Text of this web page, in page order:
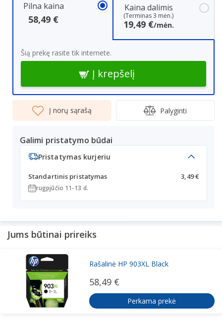
Pilna kaina
58,49 €
Kaina dalimis
(Terminas 3 mėn.)
19,49 €/mėn.
Šią prekę rasite tik internete.
Į krepšelį
Į norų sąrašą Palyginti
Galimi pristatymo būdai
Pristatymas kurjeriu
Standartinis pristatymas 3,49 €
rugpjūčio 11-13 d.
Jums būtinai prireiks
Rašalinė HP 903XL Black
58,49 €
Perkama prekė